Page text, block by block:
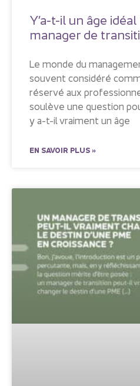
Y’a-t-il un âge
manager de
Le monde du
souvent considéré
réservé aux
soulève une question
y a-t-il vraiment un âge
EN SAVOIR PLUS »